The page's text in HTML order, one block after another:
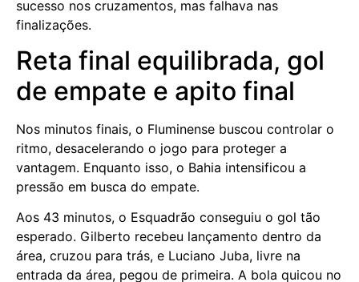
sucesso nos cruzamentos, mas falhava nas
finalizações.
Reta final equilibrada, gol
de empate e apito final
Nos minutos finais, o Fluminense buscou controlar o
ritmo, desacelerando o jogo para proteger a
vantagem. Enquanto isso, o Bahia intensificou a
pressão em busca do empate.
Aos 43 minutos, o Esquadrão conseguiu o gol tão
esperado. Gilberto recebeu lançamento dentro da
área, cruzou para trás, e Luciano Juba, livre na
entrada da área, pegou de primeira. A bola quicou no